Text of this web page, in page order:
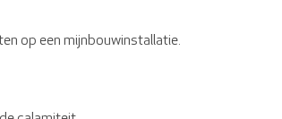
op een mijnbouwinstallatie.